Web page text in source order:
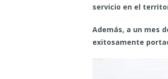
servicio en el
Además, a un mes
exitosamente